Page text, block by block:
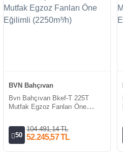
BVN Bahçıvan
Bvn Bahçıvan Bkef-T 225T
Mutfak Egzoz Fanları Öne
50
104.491,14 TL
52.245,57 TL